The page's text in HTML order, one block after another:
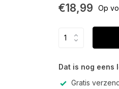
€18,99 Op
Dat is nog eens
Gratis